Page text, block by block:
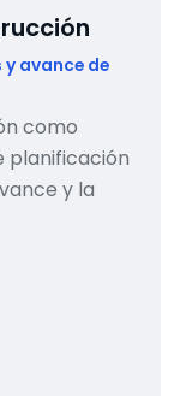
avance de
como
planificación
y la